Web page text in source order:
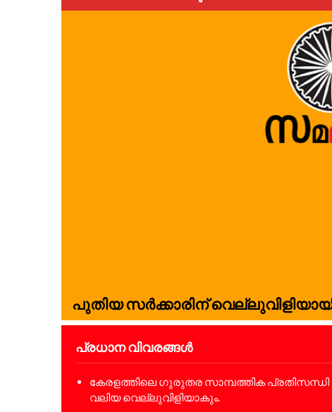
പുതിയ സർക്കാരിന്
പ്രധാന വിവരങ്ങൾ
കേരളത്തിലെ ഗുരുതര സാമ്പത്തിക
വലിയ വെല്ലുവിളിയാകും.